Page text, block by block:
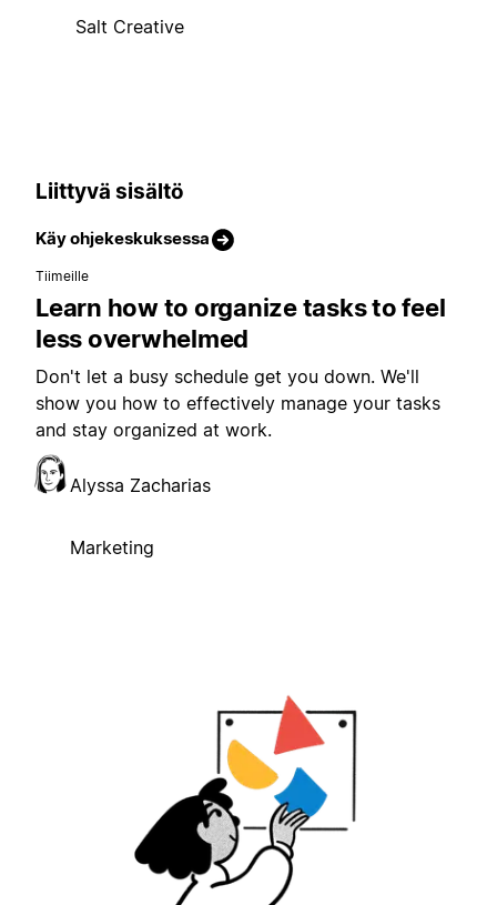
Salt Creative
Liittyvä sisältö
Käy ohjekeskuksessa
Tiimeille
Learn how to organize tasks to feel
less overwhelmed
Don't let a busy schedule get you down. We'll
show you how to effectively manage your tasks
and stay organized at work.
Alyssa Zacharias
Marketing